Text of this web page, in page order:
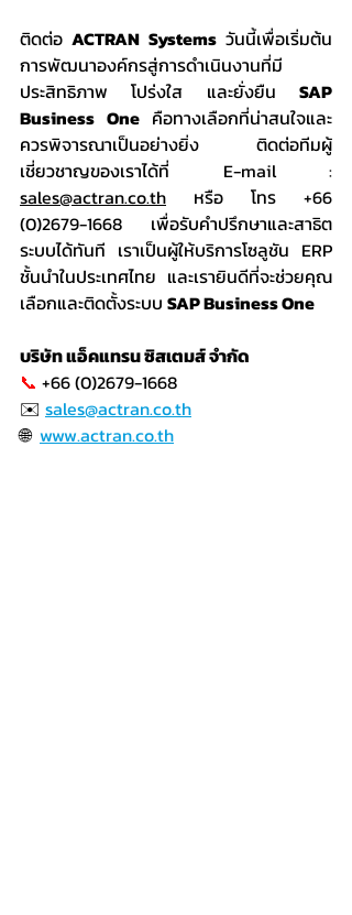
ติดต่อ ACTRAN Systems วันนี้เพื่อเริ่มต้น
การพัฒนาองค์กรสู่การดำเนินงานที่มี
ประสิทธิภาพ โปร่งใส และยั่งยืน SAP
Business One คือทางเลือกที่น่าสนใจและ
ควรพิจารณาเป็นอย่างยิ่ง ติดต่อทีมผู้
sales@actran.co.th หรือ โทร +66
(0)2679-1668 เพื่อรับคำปรึกษาและสาธิต
ระบบได้ทันที เราเป็นผู้ให้บริการโซลูชัน ERP
ชั้นนำในประเทศไทย และเรายินดีที่จะช่วยคุณ
เลือกและติดตั้งระบบ SAP Business One
บริษัท แอ็คแทรน ซิสเตมส์ จำกัด
📞 +66 (0)2679-1668
✉️ sales@actran.co.th
🌐 www.actran.co.th